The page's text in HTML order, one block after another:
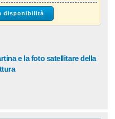
e la foto satellitare della